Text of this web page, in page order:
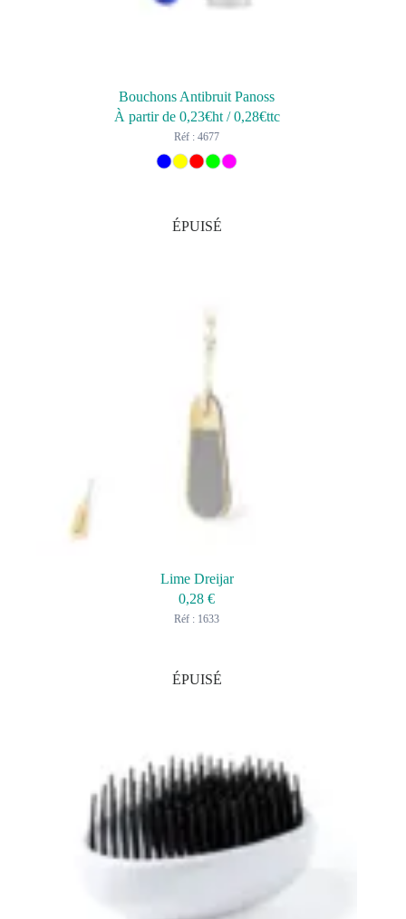
Bouchons Antibruit Panoss
À partir de 0,23€ht/0,28€ttc
Réf : 4677
ÉPUISÉ
Lime Dreijar
0,28€
Réf : 1633
ÉPUISÉ